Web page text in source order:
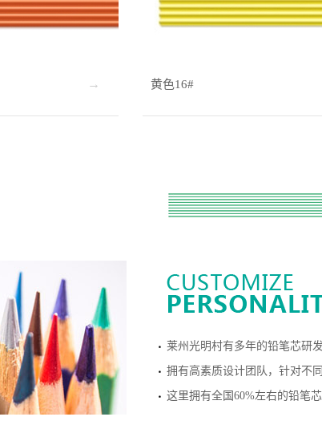
黄色16#
莱州光明村有多年的铅笔芯研
拥有高素质设计团队，针对不
这里拥有全国60%左右的铅笔